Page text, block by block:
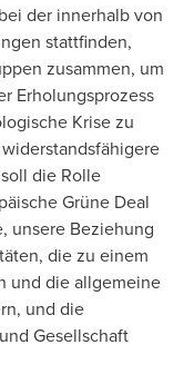
der innerhalb von
stattfinden,
zusammen, um
Erholungsprozess
Krise zu
die Rolle
Grüne Deal
unsere Beziehung
die zu einem
und die allgemeine
und die
Gesellschaft